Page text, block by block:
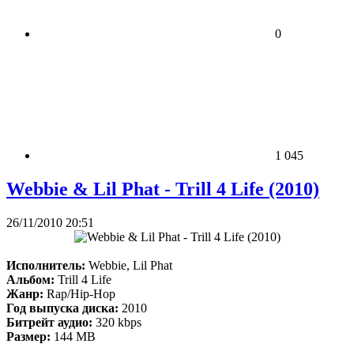
0
1 045
Webbie & Lil Phat - Trill 4 Life (2010)
26/11/2010 20:51
Исполнитель: Webbie, Lil Phat
Альбом: Trill 4 Life
Жанр: Rap/Hip-Hop
Год выпуска диска: 2010
Битрейт аудио: 320 kbps
Размер: 144 MB